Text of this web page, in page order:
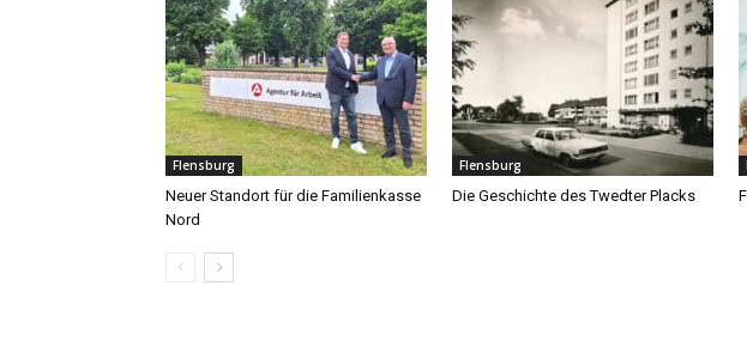
Flensburg
Neuer Standort für die Familienkasse
Nord
Flensburg
Die Geschichte des Twedter Placks